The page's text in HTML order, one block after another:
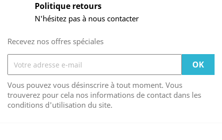
Politique retours
N'hésitez pas à nous contacter
Recevez nos offres spéciales
Vous pouvez vous désinscrire à tout moment. Vous
trouverez pour cela nos informations de contact dans les
conditions d'utilisation du site.